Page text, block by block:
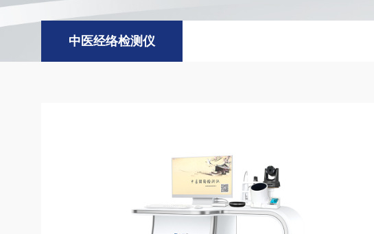
中医经络检测仪